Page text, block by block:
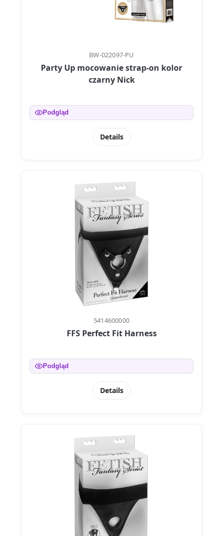
BW-022097-PU
Party Up mocowanie strap-on kolor
czarny Nick
Podgląd
Details
5414600000
FFS Perfect Fit Harness
Podgląd
Details